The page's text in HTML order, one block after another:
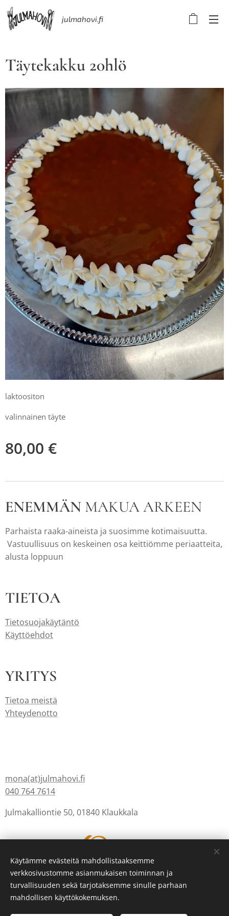
julmahovi.fi
Täytekakku 20hlö
laktoositon
valinnainen täyte
80,00 €
ENEMMÄN MAKUA ARKEEN
Parhaista raaka-aineista ja suosimme kotimaisuutta.
Vastuullisuus on keskeinen osa keittiömme periaatteita,
alusta loppuun
TIETOA
Tietosuojakäytäntö
Käyttöehdot
YRITYS
Tietoa meistä
Yhteydenotto
mona(at)julmahovi.fi
040 764 7614
Julmakalliontie 50, 01840 Klaukkala
LuotuWebnodella Evästeet
Käytämme evästeitä mahdollistaaksemme
verkkosivustomme asianmukaisen toiminnan ja
turvallisuuden sekä tarjotaksemme sinulle parhaan
mahdollisen käyttökokemuksen.